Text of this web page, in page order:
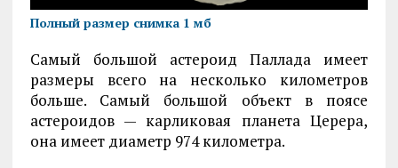
Полный размер снимка 1 мб
Самый большой астероид Паллада имеет
размеры всего на несколько километров
больше. Самый большой объект в поясе
астероидов — карликовая планета Церера,
она имеет диаметр 974 километра.